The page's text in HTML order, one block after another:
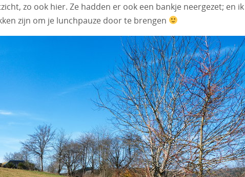
zo ook hier. Ze hadden er ook een bankje neergezet; en ik
zijn om je lunchpauze door te brengen